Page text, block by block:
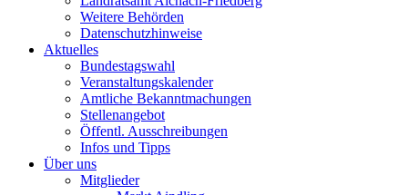
Weitere Behörden
Datenschutzhinweise
Aktuelles
Bundestagswahl
Veranstaltungskalender
Amtliche Bekanntmachungen
Stellenangebot
Öffentl. Ausschreibungen
Infos und Tipps
Über uns
Mitglieder